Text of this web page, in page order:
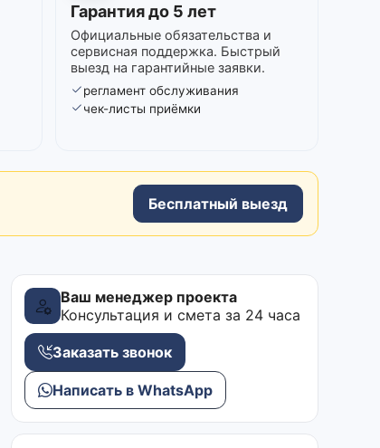
Гарантия до 5 лет
Официальные обязательства и
сервисная поддержка. Быстрый
выезд на гарантийные заявки.
регламент обслуживания
чек-листы приёмки
Бесплатный выезд
Ваш менеджер проекта
Консультация и смета за 24 часа
Заказать звонок
Написать в WhatsApp